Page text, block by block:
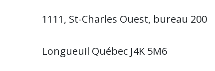
1111, St-Charles Ouest, bureau 200
Longueuil Québec J4K 5M6